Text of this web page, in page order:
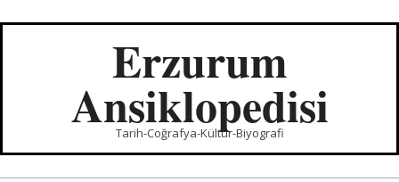
Erzurum
Ansiklopedisi
Tarih-Coğrafya-Kültür-Biyografi